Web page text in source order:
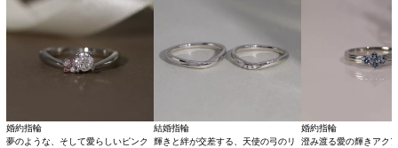
婚約指輪
夢のような、そして愛らしいピンク
結婚指輪
輝きと絆が交差する、天使の弓のリ
婚約指輪
澄み渡る愛の輝きアク